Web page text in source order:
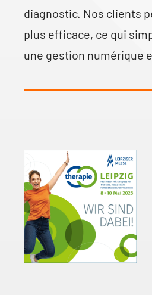
diagnostic. Nos clients
plus efficace, ce qui
une gestion numérique